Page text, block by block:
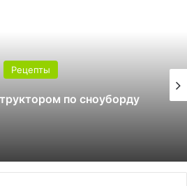
Рецепты
по сноуборду